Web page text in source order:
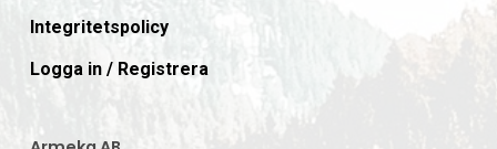
Integritetspolicy
Logga in / Registrera